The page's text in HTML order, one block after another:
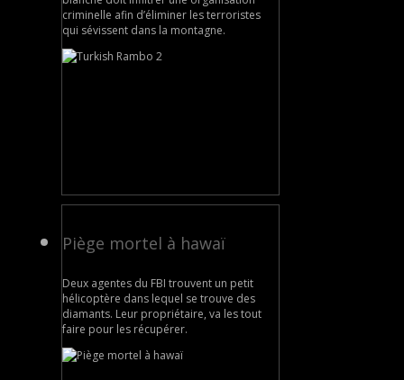
criminelle afin d’éliminer les terroristes
qui sévissent dans la montagne.
Piège mortel à hawaï
Deux agentes du FBI trouvent un petit
hélicoptère dans lequel se trouve des
diamants. Leur propriétaire, va les tout
faire pour les récupérer.